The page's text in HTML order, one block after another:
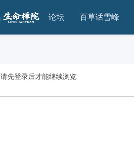
论坛 百草话雪峰
请先登录后才能继续浏览